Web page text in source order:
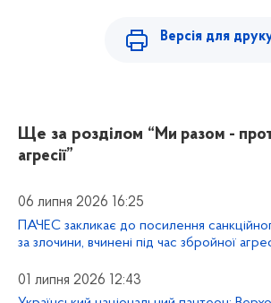
Версія для
Ще за розділом “Ми разом -
агресії”
06 липня 2026 16:25
ПАЧЕС закликає до посилення
за злочини, вчинені під час збройної
01 липня 2026 12:43